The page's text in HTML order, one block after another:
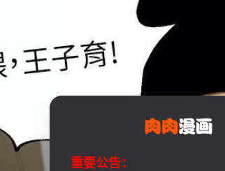
重要公告：